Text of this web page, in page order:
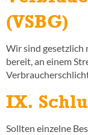
(VSBG)
Wir sind
bereit, an einem
IX.
Sollten einzelne